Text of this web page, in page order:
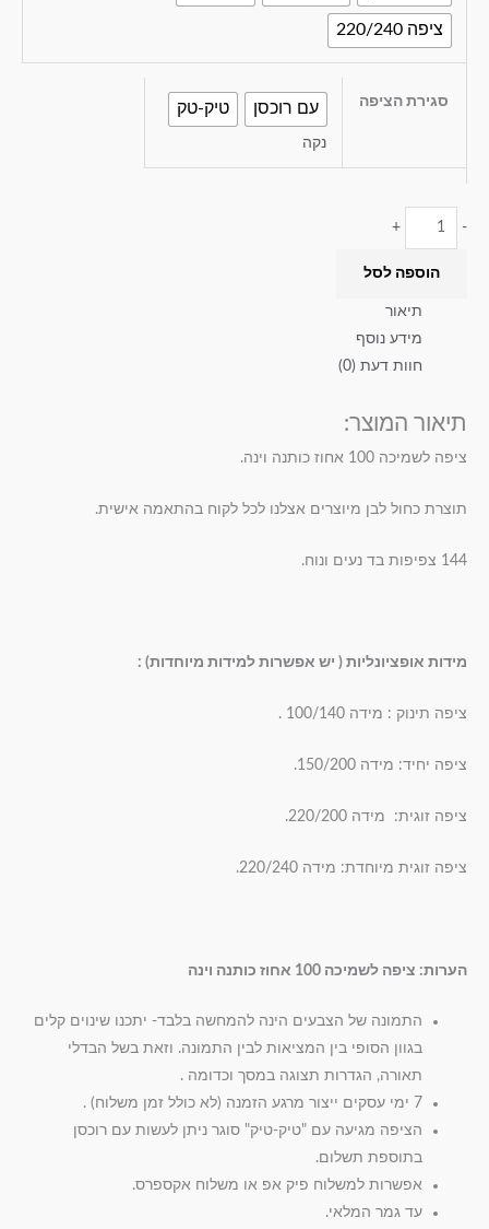
ציפה 220/240
סגירת הציפה עם רוכסן טיק-טק
נקה
-
+
הוספה לסל
תיאור
מידע נוסף
חוות דעת (0)
תיאור המוצר:
ציפה לשמיכה 100 אחוז כותנה וינה.
תוצרת כחול לבן מיוצרים אצלנו לכל לקוח בהתאמה אישית.
144 צפיפות בד נעים ונוח.
מידות אופציונליות ( יש אפשרות למידות מיוחדות) :
ציפה תינוק : מידה 100/140 .
ציפה יחיד: מידה 150/200.
ציפה זוגית: מידה 220/200.
ציפה זוגית מיוחדת: מידה 220/240.
הערות: ציפה לשמיכה 100 אחוז כותנה וינה
התמונה של הצבעים הינה להמחשה בלבד- יתכנו שינוים קלים
בגוון הסופי בין המציאות לבין התמונה. וזאת בשל הבדלי
תאורה, הגדרות תצוגה במסך וכדומה .
7 ימי עסקים ייצור מרגע הזמנה (לא כולל זמן משלוח) .
הציפה מגיעה עם "טיק-טיק" סוגר ניתן לעשות עם רוכסן
בתוספת תשלום.
אפשרות למשלוח פיק אפ או משלוח אקספרס.
עד גמר המלאי.